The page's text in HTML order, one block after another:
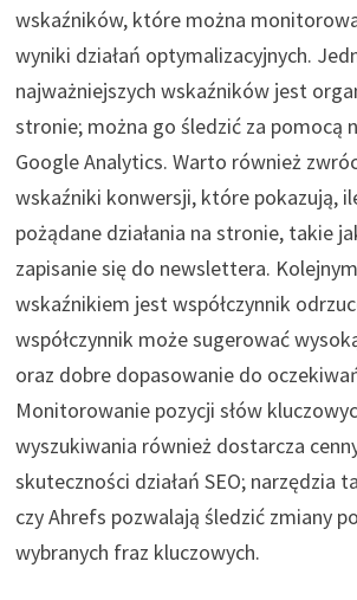
wskaźników, które można
wyniki działań optymalizacyjnych.
najważniejszych wskaźników jest
stronie; można go śledzić za pomocą
Google Analytics. Warto również
wskaźniki konwersji, które pokazują,
pożądane działania na stronie, takie
zapisanie się do newslettera.
wskaźnikiem jest współczynnik
współczynnik może sugerować
oraz dobre dopasowanie do
Monitorowanie pozycji słów
wyszukiwania również dostarcza
skuteczności działań SEO; narzędzia
czy Ahrefs pozwalają śledzić zmiany
wybranych fraz kluczowych.